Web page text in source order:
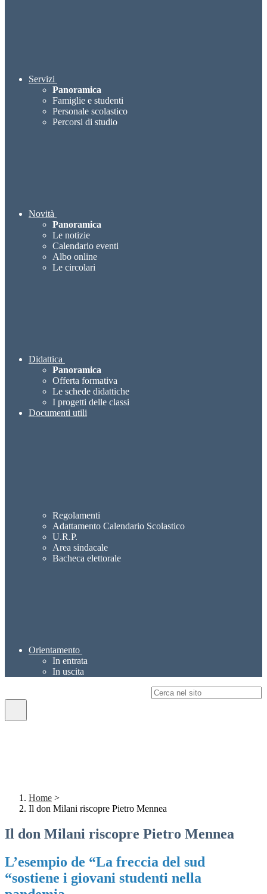
Servizi
Panoramica
Famiglie e studenti
Personale scolastico
Percorsi di studio
Novità
Panoramica
Le notizie
Calendario eventi
Albo online
Le circolari
Didattica
Panoramica
Offerta formativa
Le schede didattiche
I progetti delle classi
Documenti utili
Regolamenti
Adattamento Calendario Scolastico
U.R.P.
Area sindacale
Bacheca elettorale
Orientamento
In entrata
In uscita
Home >
Il don Milani riscopre Pietro Mennea
Il don Milani riscopre Pietro Mennea
L’esempio de “La freccia del sud
“sostiene i giovani studenti nella